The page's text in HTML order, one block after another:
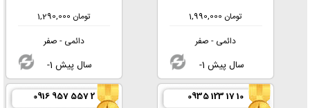
1,990,000 تومان
دائمی - صفر
-1 سال پیش
1,290,000 تومان
دائمی - صفر
-1 سال پیش
0935 123 17 10
0916 957 557 2